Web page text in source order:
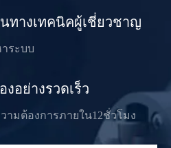
ทางเทคนิคผู้เชี่ยวชาญ
ระบบ
อย่างรวดเร็ว
ามต้องการภายใน12ชั่วโมง